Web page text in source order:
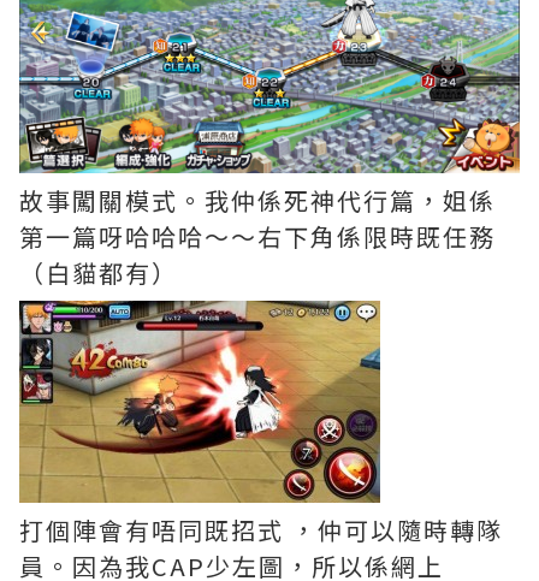
故事闖關模式。我仲係死神代行篇，姐係
第一篇呀哈哈哈～～右下角係限時既任務
（白貓都有）
打個陣會有唔同既招式 ，仲可以隨時轉隊
員。因為我CAP少左圖，所以係網上